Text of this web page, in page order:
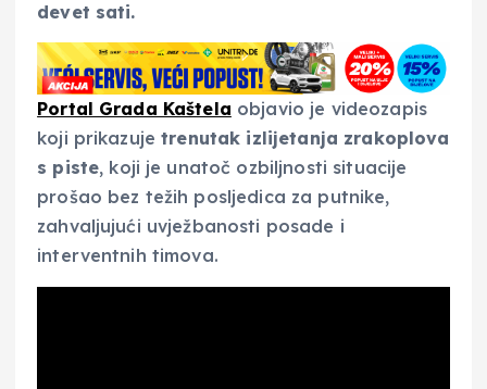
devet sati.
Portal Grada Kaštela objavio je videozapis
koji prikazujetrenutak izlijetanja zrakoplova
s piste, koji je unatoč ozbiljnosti situacije
prošao bez težih posljedica za putnike,
zahvaljujući uvježbanosti posade i
interventnih timova.